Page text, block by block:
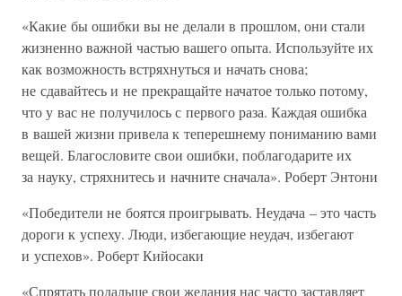
«Какие бы ошибки вы не делали в прошлом, они стали
жизненно важной частью вашего опыта. Используйте их
как возможность встряхнуться и начать снова;
не сдавайтесь и не прекращайте начатое только потому,
что у вас не получилось с первого раза. Каждая ошибка
в вашей жизни привела к теперешнему пониманию вами
вещей. Благословите свои ошибки, поблагодарите их
за науку, стряхнитесь и начните сначала». Роберт Энтони
«Победители не боятся проигрывать. Неудача – это часть
дороги к успеху. Люди, избегающие неудач, избегают
и успехов». Роберт Кийосаки
«Спрятать подальше свои желания нас часто заставляет